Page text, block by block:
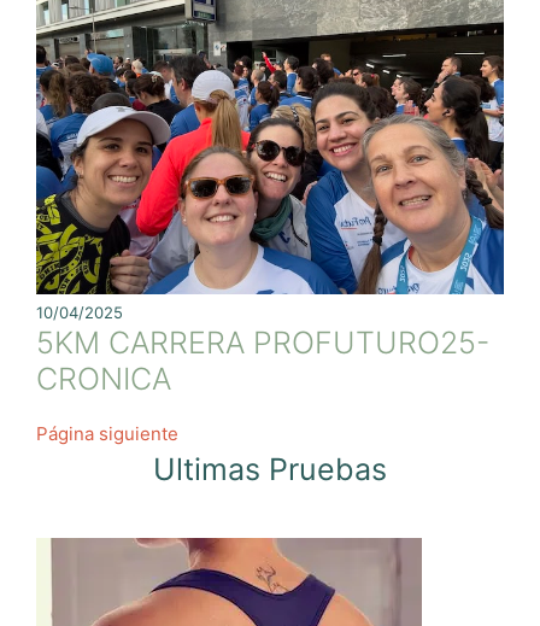
10/04/2025
5KM CARRERA PROFUTURO25-
CRONICA
Página siguiente
Ultimas Pruebas